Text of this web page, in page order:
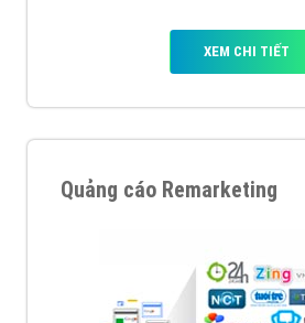
XEM CHI TIẾT
Quảng cáo Remarketing